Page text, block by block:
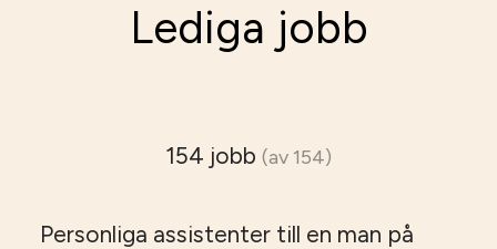
Lediga jobb
154 jobb (av 154)
Personliga assistenter till en man på